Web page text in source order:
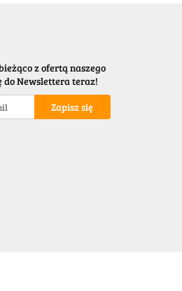
z ofertą naszego
do Newslettera teraz!